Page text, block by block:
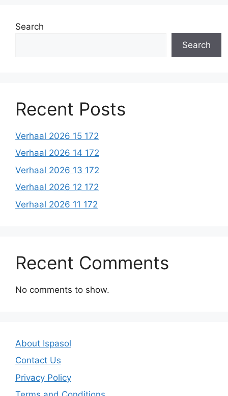
Search
Search
Recent Posts
Verhaal 2026 15 172
Verhaal 2026 14 172
Verhaal 2026 13 172
Verhaal 2026 12 172
Verhaal 2026 11 172
Recent Comments
No comments to show.
About Ispasol
Contact Us
Privacy Policy